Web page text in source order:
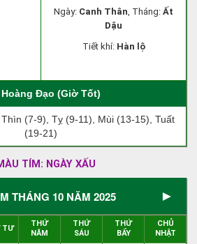
Ngày: Canh Thân, Tháng: Ất
Dậu
Tiết khí: Hàn lộ
Đạo (Giờ Tốt)
(7-9), Tỵ (9-11), Mùi (13-15), Tuất
(19-21)
TÍM: NGÀY XẤU
THÁNG 10 NĂM 2025 ►
TƯ
THỨ
NĂM
THỨ
SÁU
THỨ
BẨY
CHỦ
NHẬT